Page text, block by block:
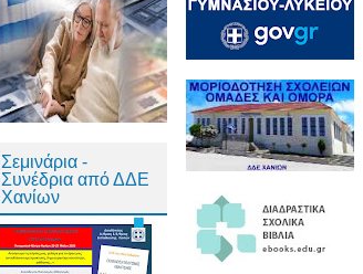
Σεμινάρια -
Συνέδρια από ΔΔΕ
Χανίων